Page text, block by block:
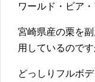
ワールド・ビア
宮崎県産の栗を
用しているので
どっしりフルボ